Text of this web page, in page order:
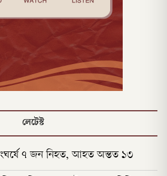
লেটেস্ট
৭ জন নিহত, আহত অন্তত ১৩